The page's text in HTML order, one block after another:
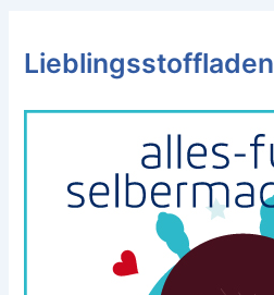
Lieblingsstoffladen